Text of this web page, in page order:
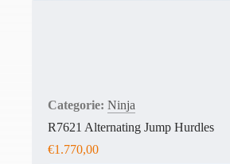
Ninja
R7621 Alternating Jump Hurdles
€1.770,00